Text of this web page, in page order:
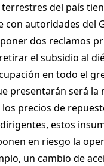
del país
con autoridades del
dos reclamos
el subsidio al
en todo el
presentarán será la
precios de
estos
en riesgo la
un cambio de